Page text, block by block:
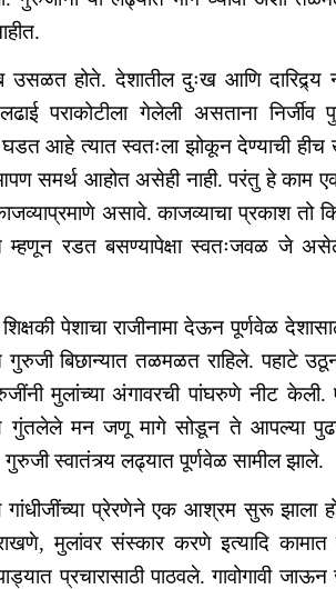
उसळत होते. देशातील दुःख आणि दारिद्र्य
लढाई पराकोटीला गेलेली असताना
घडत आहे त्यात स्वतःला झोकून देण्याची
समर्थ आहोत असेही नाही. परंतु हे काम
असावे. काजव्याचा प्रकाश तो
म्हणून रडत बसण्यापेक्षा स्वतःजवळ जे
पेशाचा राजीनामा देऊन पूर्णवेळ
गुरुजी बिछान्यात तळमळत राहिले.
मुलांच्या अंगावरची पांघरुणे नीट
मन जणू मागे सोडून ते आपल्या
स्वातंत्र्य लढ्यात पूर्णवेळ सामील झाले.
प्रेरणेने एक आश्रम सुरू झाला
मुलांवर संस्कार करणे इत्यादि
प्रचारासाठी पाठवले. गावोगावी